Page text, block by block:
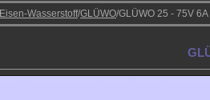
Eisen-Wasserstoff/GLÜWO/GLÜWO 25 - 75V 6A